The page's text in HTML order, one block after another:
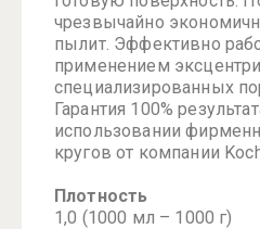
чрезвычайно
пылит. Эффективно
применением
специализированных
Гарантия 100%
использовании
кругов от компании
Плотность
1,0 (1000 мл – 1000 г)